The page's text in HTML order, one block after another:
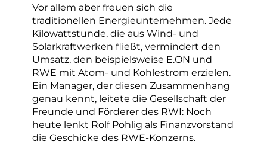
Vor allem aber freuen sich die
traditionellen Energieunternehmen. Jede
Kilowattstunde, die aus Wind- und
Solarkraftwerken fließt, vermindert den
Umsatz, den beispielsweise E.ON und
RWE mit Atom- und Kohlestrom erzielen.
Ein Manager, der diesen Zusammenhang
genau kennt, leitete die Gesellschaft der
Freunde und Förderer des RWI: Noch
heute lenkt Rolf Pohlig als Finanzvorstand
die Geschicke des RWE-Konzerns.